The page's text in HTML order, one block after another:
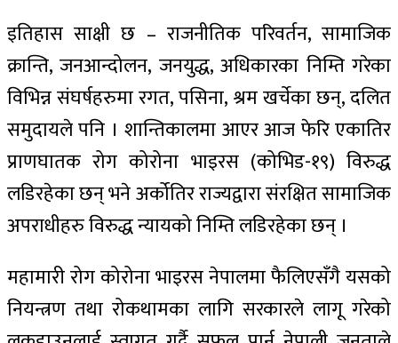
इतिहास साक्षी छ – राजनीतिक परिवर्तन, सामाजिक
क्रान्ति, जनआन्दोलन, जनयुद्ध, अधिकारका निम्ति गरेका
विभिन्न संघर्षहरुमा रगत, पसिना, श्रम खर्चेका छन्, दलित
समुदायले पनि । शान्तिकालमा आएर आज फेरि एकातिर
प्राणघातक रोग कोरोना भाइरस (कोभिड-१९) विरुद्ध
लडिरहेका छन् भने अर्कोतिर राज्यद्वारा संरक्षित सामाजिक
अपराधीहरु विरुद्ध न्यायको निम्ति लडिरहेका छन् ।
महामारी रोग कोरोना भाइरस नेपालमा फैलिएसँगै यसको
नियन्त्रण तथा रोकथामका लागि सरकारले लागू गरेको